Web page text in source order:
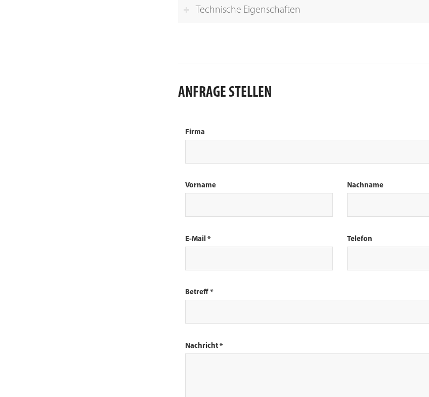
Technische Eigenschaften
ANFRAGE STELLEN
Bitte lasse dieses Feld leer.
Firma
Vorname Nachname
E-Mail * Telefon
Betreff *
Nachricht *